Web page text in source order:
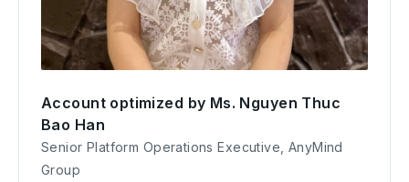
Account optimized by Ms. Nguyen Thuc
Bao Han
Senior Platform Operations Executive, AnyMind
Group